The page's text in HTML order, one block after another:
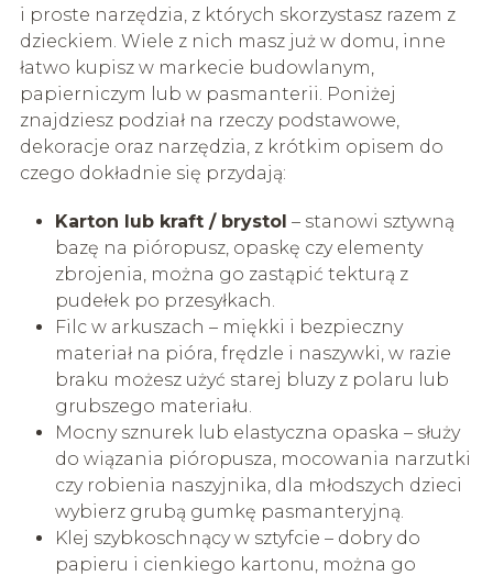
i proste narzędzia, z których skorzystasz razem z
dzieckiem. Wiele z nich masz już w domu, inne
łatwo kupisz w markecie budowlanym,
papierniczym lub w pasmanterii. Poniżej
znajdziesz podział na rzeczy podstawowe,
dekoracje oraz narzędzia, z krótkim opisem do
czego dokładnie się przydają:
Karton lub kraft / brystol – stanowi sztywną
bazę na pióropusz, opaskę czy elementy
zbrojenia, można go zastąpić tekturą z
pudełek po przesyłkach.
Filc w arkuszach – miękki i bezpieczny
materiał na pióra, frędzle i naszywki, w razie
braku możesz użyć starej bluzy z polaru lub
grubszego materiału.
Mocny sznurek lub elastyczna opaska – służy
do wiązania pióropusza, mocowania narzutki
czy robienia naszyjnika, dla młodszych dzieci
wybierz grubą gumkę pasmanteryjną.
Klej szybkoschnący w sztyfcie – dobry do
papieru i cienkiego kartonu, można go